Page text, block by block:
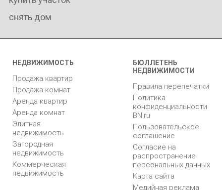
снять дом
НЕДВИЖИМОСТЬ
Продажа квартир
Продажа комнат
Аренда квартир
Аренда комнат
Элитная
недвижимость
Загородная
недвижимость
Коммерческая
недвижимость
БЮЛЛЕТЕНЬ
НЕДВИЖИМОСТИ
Правила перепечатки
Политика
конфиденциальности
BN.ru
Пользовательское
соглашение
Согласие на
распространение
персональных данных
Карта сайта
Медийная реклама